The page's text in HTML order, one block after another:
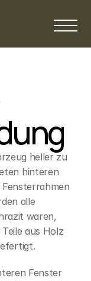
heller zu
hinteren
alle
waren,
aus Holz
Fenster